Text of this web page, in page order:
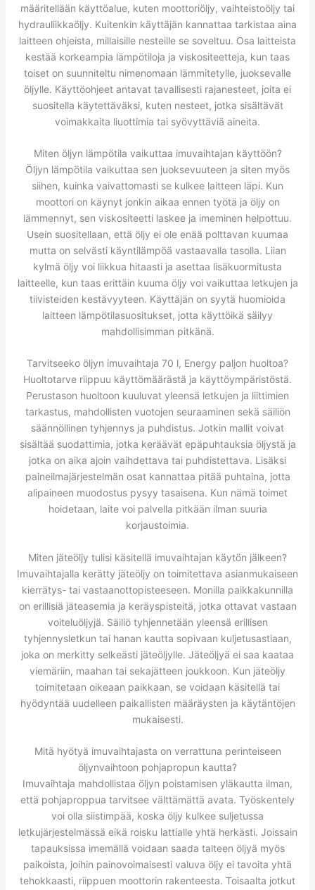
määritellään käyttöalue, kuten moottoriöljy, vaihteistoöljy tai
hydrauliikkaöljy. Kuitenkin käyttäjän kannattaa tarkistaa aina
laitteen ohjeista, millaisille nesteille se soveltuu. Osa laitteista
kestää korkeampia lämpötiloja ja viskositeetteja, kun taas
toiset on suunniteltu nimenomaan lämmitetylle, juoksevalle
öljylle. Käyttöohjeet antavat tavallisesti rajanesteet, joita ei
suositella käytettäväksi, kuten nesteet, jotka sisältävät
voimakkaita liuottimia tai syövyttäviä aineita.
Miten öljyn lämpötila vaikuttaa imuvaihtajan käyttöön?
Öljyn lämpötila vaikuttaa sen juoksevuuteen ja siten myös
siihen, kuinka vaivattomasti se kulkee laitteen läpi. Kun
moottori on käynyt jonkin aikaa ennen työtä ja öljy on
lämmennyt, sen viskositeetti laskee ja imeminen helpottuu.
Usein suositellaan, että öljy ei ole enää polttavan kuumaa
mutta on selvästi käyntilämpöä vastaavalla tasolla. Liian
kylmä öljy voi liikkua hitaasti ja asettaa lisäkuormitusta
laitteelle, kun taas erittäin kuuma öljy voi vaikuttaa letkujen ja
tiivisteiden kestävyyteen. Käyttäjän on syytä huomioida
laitteen lämpötilasuositukset, jotta käyttöikä säilyy
mahdollisimman pitkänä.
Tarvitseeko öljyn imuvaihtaja 70 l, Energy paljon huoltoa?
Huoltotarve riippuu käyttömäärästä ja käyttöympäristöstä.
Perustason huoltoon kuuluvat yleensä letkujen ja liittimien
tarkastus, mahdollisten vuotojen seuraaminen sekä säiliön
säännöllinen tyhjennys ja puhdistus. Jotkin mallit voivat
sisältää suodattimia, jotka keräävät epäpuhtauksia öljystä ja
jotka on aika ajoin vaihdettava tai puhdistettava. Lisäksi
paineilmajärjestelmän osat kannattaa pitää puhtaina, jotta
alipaineen muodostus pysyy tasaisena. Kun nämä toimet
hoidetaan, laite voi palvella pitkään ilman suuria
korjaustoimia.
Miten jäteöljy tulisi käsitellä imuvaihtajan käytön jälkeen?
Imuvaihtajalla kerätty jäteöljy on toimitettava asianmukaiseen
kierrätys- tai vastaanottopisteeseen. Monilla paikkakunnilla
on erillisiä jäteasemia ja keräyspisteitä, jotka ottavat vastaan
voiteluöljyjä. Säiliö tyhjennetään yleensä erillisen
tyhjennysletkun tai hanan kautta sopivaan kuljetusastiaan,
joka on merkitty selkeästi jäteöljylle. Jäteöljyä ei saa kaataa
viemäriin, maahan tai sekajätteen joukkoon. Kun jäteöljy
toimitetaan oikeaan paikkaan, se voidaan käsitellä tai
hyödyntää uudelleen paikallisten määräysten ja käytäntöjen
mukaisesti.
Mitä hyötyä imuvaihtajasta on verrattuna perinteiseen
öljynvaihtoon pohjapropun kautta?
Imuvaihtaja mahdollistaa öljyn poistamisen yläkautta ilman,
että pohjaproppua tarvitsee välttämättä avata. Työskentely
voi olla siistimpää, koska öljy kulkee suljetussa
letkujärjestelmässä eikä roisku lattialle yhtä herkästi. Joissain
tapauksissa imemällä voidaan saada talteen öljyä myös
paikoista, joihin painovoimaisesti valuva öljy ei tavoita yhtä
tehokkaasti, riippuen moottorin rakenteesta. Toisaalta jotkut